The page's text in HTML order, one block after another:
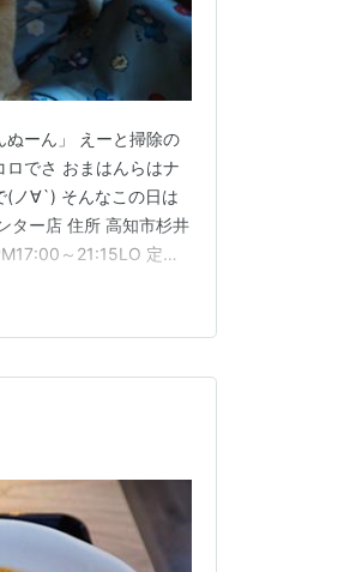
ぬーん」 えーと掃除の
でさ おまはんらはナ
(ノ∀`) そんなこの日は
ター店 住所 高知市杉井
～21:15LO 定休
でないと…